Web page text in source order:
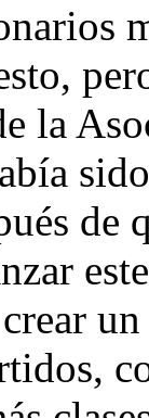
la
de